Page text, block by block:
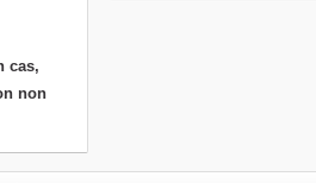
cas,
non